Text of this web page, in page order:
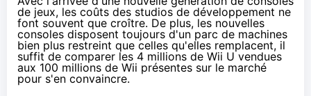
de jeux, les coûts des studios de développement ne
font souvent que croître. De plus, les nouvelles
consoles disposent toujours d'un parc de machines
bien plus restreint que celles qu'elles remplacent, il
suffit de comparer les 4 millions de Wii U vendues
aux 100 millions de Wii présentes sur le marché
pour s'en convaincre.